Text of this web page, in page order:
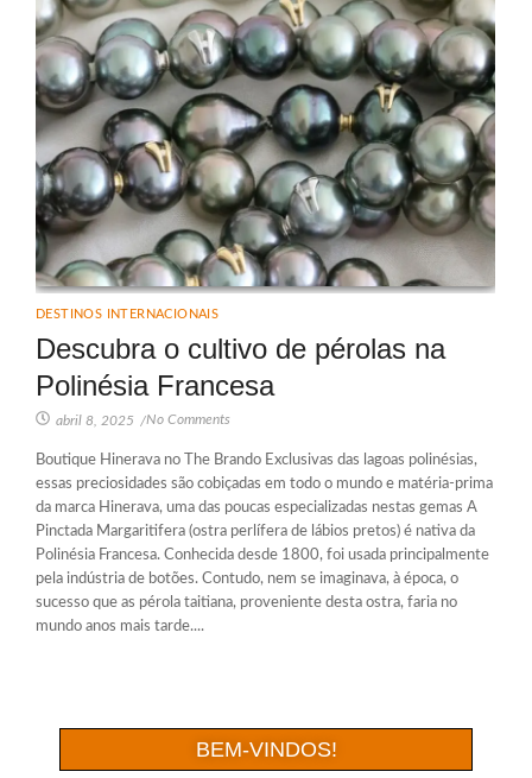
DESTINOS INTERNACIONAIS
Descubra o cultivo de pérolas na
Polinésia Francesa
abril 8, 2025 /No Comments
Boutique Hinerava no The Brando Exclusivas das lagoas polinésias,
essas preciosidades são cobiçadas em todo o mundo e matéria-prima
da marca Hinerava, uma das poucas especializadas nestas gemas A
Pinctada Margaritifera (ostra perlífera de lábios pretos) é nativa da
Polinésia Francesa. Conhecida desde 1800, foi usada principalmente
pela indústria de botões. Contudo, nem se imaginava, à época, o
sucesso que as pérola taitiana, proveniente desta ostra, faria no
mundo anos mais tarde....
BEM-VINDOS!